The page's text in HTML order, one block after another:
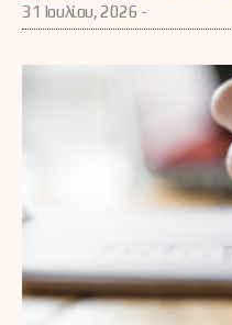
31 Ιουλίου, 2026 -